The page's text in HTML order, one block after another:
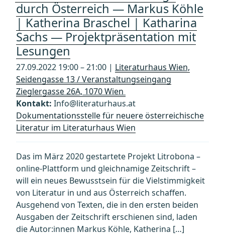
durch Österreich — Markus Köhle
| Katherina Braschel | Katharina
Sachs — Projektpräsentation mit
Lesungen
27.09.2022 19:00 – 21:00 | Literaturhaus Wien,
Seidengasse 13 / Veranstaltungseingang
Zieglergasse 26A, 1070 Wien
Kontakt: Info@literaturhaus.at
Dokumentationsstelle für neuere österreichische
Literatur im Literaturhaus Wien
Das im März 2020 gestartete Projekt Litrobona –
online-Plattform und gleichnamige Zeitschrift –
will ein neues Bewusstsein für die Vielstimmigkeit
von Literatur in und aus Österreich schaffen.
Ausgehend von Texten, die in den ersten beiden
Ausgaben der Zeitschrift erschienen sind, laden
die Autor:innen Markus Köhle, Katherina […]